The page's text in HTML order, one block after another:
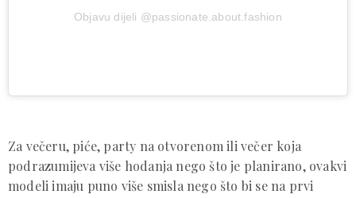
Objavu dijeli @passionate.about.fashion
Za večeru, piće, party na otvorenom ili večer koja
podrazumijeva više hodanja nego što je planirano, ovakvi
modeli imaju puno više smisla nego što bi se na prvi